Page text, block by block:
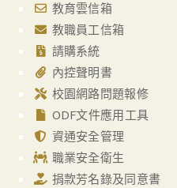
教育雲信箱
教職員工信箱
請購系統
內控聲明書
校園網路問題報修
ODF文件應用工具
資通安全管理
職業安全衛生
捐款芳名錄及同意書